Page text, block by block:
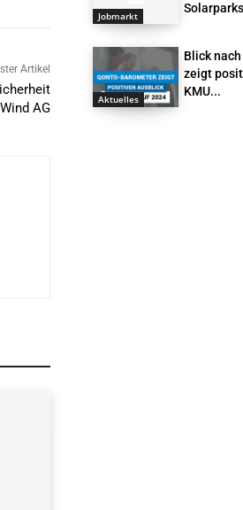
Artikel
AG
Jobmarkt
Aktuelles
Blick
zeigt
KMU...